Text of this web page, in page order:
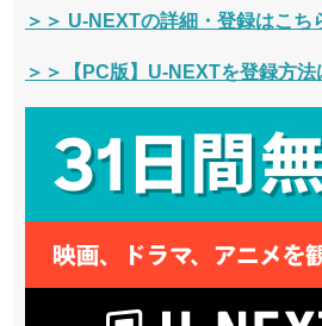
＞＞ U-NEXTの詳細・登録はこち
＞＞【PC版】U-NEXTを登録方法